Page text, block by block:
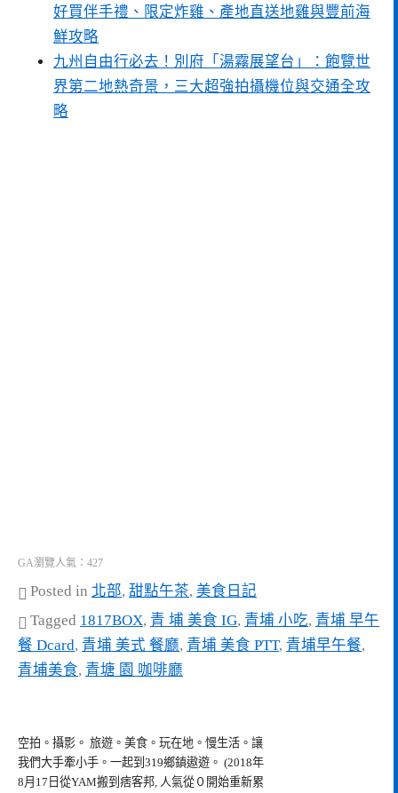
好買伴手禮、限定炸雞、產地直送地雞與豐前海
鮮攻略
九州自由行必去！別府「湯霧展望台」：飽覽世
界第二地熱奇景，三大超強拍攝機位與交通全攻
略
GA瀏覽人氣：427
Posted in 北部, 甜點午茶, 美食日記
Tagged 1817BOX, 青 埔 美食 IG, 青埔 小吃, 青埔 早午
餐 Dcard, 青埔 美式 餐廳, 青埔 美食 PTT, 青埔早午餐,
青埔美食, 青塘 園 咖啡廳
空拍。攝影。 旅遊。美食。玩在地。慢生活。讓
我們大手牽小手。一起到319鄉鎮遨遊。 (2018年
8月17日從YAM搬到痞客邦, 人氣從０開始重新累